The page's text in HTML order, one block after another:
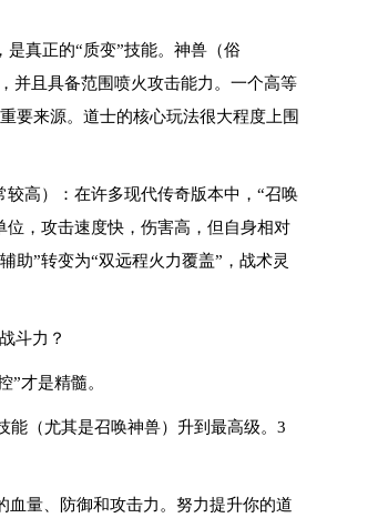
真正的“质变”技能。神兽（俗
并且具备范围喷火攻击能力。一个高等
要来源。道士的核心玩法很大程度上围
高）：在许多现代传奇版本中，“召唤
位，攻击速度快，伤害高，但自身相对
助”转变为“双远程火力覆盖”，战术灵
斗力？
”才是精髓。
能（尤其是召唤神兽）升到最高级。3
血量、防御和攻击力。努力提升你的道